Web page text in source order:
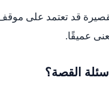
قد تعتمد على
عميقًا.
القصة؟